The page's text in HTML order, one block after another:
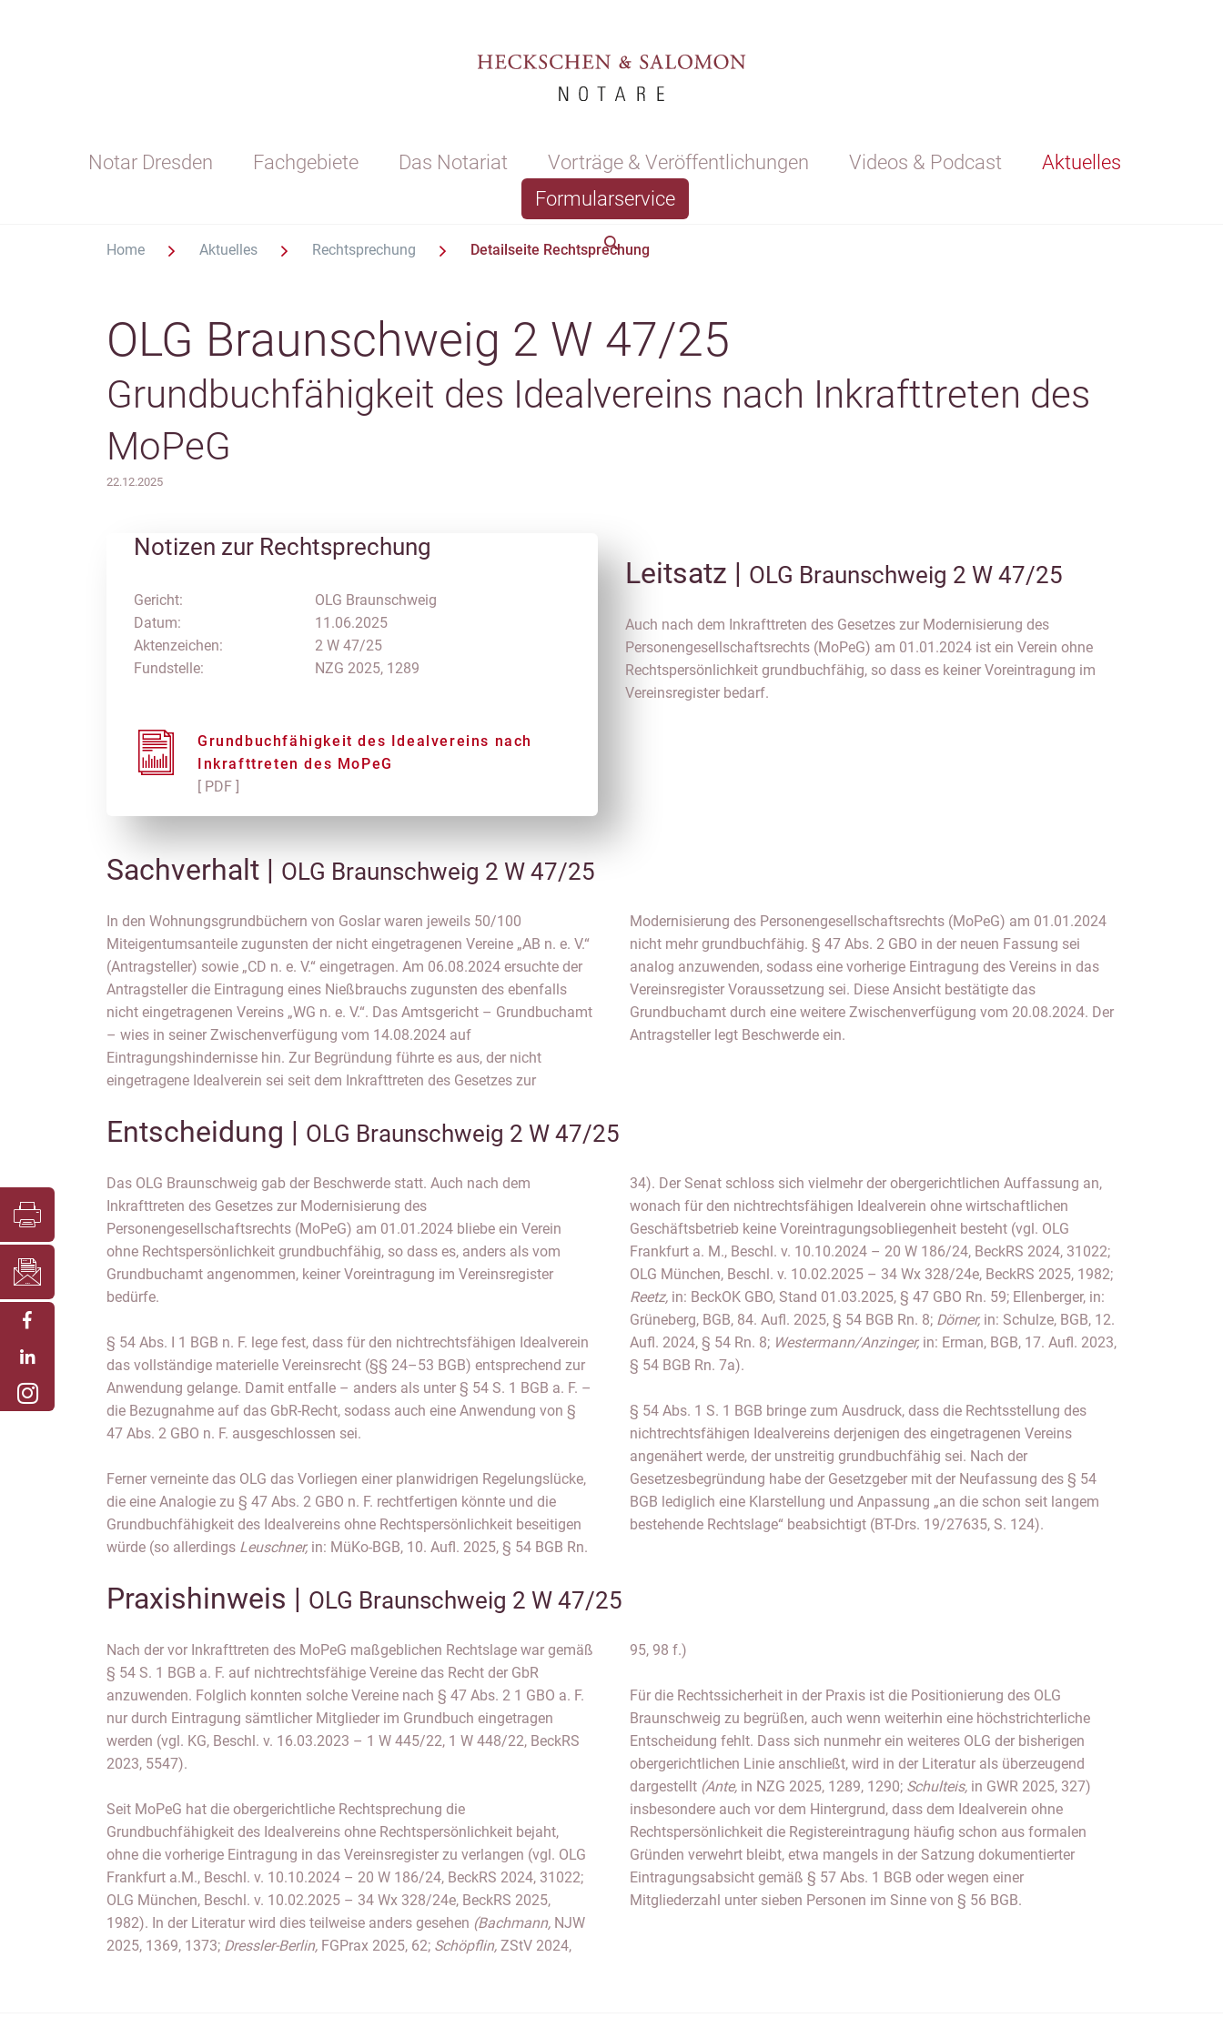
Notar Dresden Fachgebiete Das Notariat Vorträge & Veröffentlichungen Videos & Podcast
Aktuelles
Formularservice
Home Aktuelles Rechtsprechung Detailseite Rechtsprechung
OLG Braunschweig 2 W 47/25
Grundbuchfähigkeit des Idealvereins nach Inkrafttreten des
MoPeG
22.12.2025
Notizen zur Rechtsprechung
Gericht:
Datum:
Aktenzeichen:
Fundstelle:
OLG Braunschweig
11.06.2025
2 W 47/25
NZG 2025, 1289
Grundbuchfähigkeit des Idealvereins nach
Inkrafttreten des MoPeG
[ PDF ]
Leitsatz | OLG Braunschweig 2 W 47/25
Auch nach dem Inkrafttreten des Gesetzes zur Modernisierung des
Personengesellschaftsrechts (MoPeG) am 01.01.2024 ist ein Verein ohne
Rechtspersönlichkeit grundbuchfähig, so dass es keiner Voreintragung im
Vereinsregister bedarf.
Sachverhalt | OLG Braunschweig 2 W 47/25
In den Wohnungsgrundbüchern von Goslar waren jeweils 50/100
Miteigentumsanteile zugunsten der nicht eingetragenen Vereine „AB n. e. V.“
(Antragsteller) sowie „CD n. e. V.“ eingetragen. Am 06.08.2024 ersuchte der
Antragsteller die Eintragung eines Nießbrauchs zugunsten des ebenfalls
nicht eingetragenen Vereins „WG n. e. V.“. Das Amtsgericht – Grundbuchamt
– wies in seiner Zwischenverfügung vom 14.08.2024 auf
Eintragungshindernisse hin. Zur Begründung führte es aus, der nicht
eingetragene Idealverein sei seit dem Inkrafttreten des Gesetzes zur
Modernisierung des Personengesellschaftsrechts (MoPeG) am 01.01.2024
nicht mehr grundbuchfähig. § 47 Abs. 2 GBO in der neuen Fassung sei
analog anzuwenden, sodass eine vorherige Eintragung des Vereins in das
Vereinsregister Voraussetzung sei. Diese Ansicht bestätigte das
Grundbuchamt durch eine weitere Zwischenverfügung vom 20.08.2024. Der
Antragsteller legt Beschwerde ein.
Entscheidung | OLG Braunschweig 2 W 47/25
Das OLG Braunschweig gab der Beschwerde statt. Auch nach dem
Inkrafttreten des Gesetzes zur Modernisierung des
Personengesellschaftsrechts (MoPeG) am 01.01.2024 bliebe ein Verein
ohne Rechtspersönlichkeit grundbuchfähig, so dass es, anders als vom
Grundbuchamt angenommen, keiner Voreintragung im Vereinsregister
bedürfe.
§ 54 Abs. I 1 BGB n. F. lege fest, dass für den nichtrechtsfähigen Idealverein
das vollständige materielle Vereinsrecht (§§ 24–53 BGB) entsprechend zur
Anwendung gelange. Damit entfalle – anders als unter § 54 S. 1 BGB a. F. –
die Bezugnahme auf das GbR-Recht, sodass auch eine Anwendung von §
47 Abs. 2 GBO n. F. ausgeschlossen sei.
Ferner verneinte das OLG das Vorliegen einer planwidrigen Regelungslücke,
die eine Analogie zu § 47 Abs. 2 GBO n. F. rechtfertigen könnte und die
Grundbuchfähigkeit des Idealvereins ohne Rechtspersönlichkeit beseitigen
würde (so allerdings Leuschner, in: MüKo-BGB, 10. Aufl. 2025, § 54 BGB Rn.
34). Der Senat schloss sich vielmehr der obergerichtlichen Auffassung an,
wonach für den nichtrechtsfähigen Idealverein ohne wirtschaftlichen
Geschäftsbetrieb keine Voreintragungsobliegenheit besteht (vgl. OLG
Frankfurt a. M., Beschl. v. 10.10.2024 – 20 W 186/24, BeckRS 2024, 31022;
OLG München, Beschl. v. 10.02.2025 – 34 Wx 328/24e, BeckRS 2025, 1982;
Reetz, in: BeckOK GBO, Stand 01.03.2025, § 47 GBO Rn. 59; Ellenberger, in:
Grüneberg, BGB, 84. Aufl. 2025, § 54 BGB Rn. 8; Dörner, in: Schulze, BGB, 12.
Aufl. 2024, § 54 Rn. 8; Westermann/Anzinger, in: Erman, BGB, 17. Aufl. 2023,
§ 54 BGB Rn. 7a).
§ 54 Abs. 1 S. 1 BGB bringe zum Ausdruck, dass die Rechtsstellung des
nichtrechtsfähigen Idealvereins derjenigen des eingetragenen Vereins
angenähert werde, der unstreitig grundbuchfähig sei. Nach der
Gesetzesbegründung habe der Gesetzgeber mit der Neufassung des § 54
BGB lediglich eine Klarstellung und Anpassung „an die schon seit langem
bestehende Rechtslage“ beabsichtigt (BT-Drs. 19/27635, S. 124).
Praxishinweis | OLG Braunschweig 2 W 47/25
Nach der vor Inkrafttreten des MoPeG maßgeblichen Rechtslage war gemäß
§ 54 S. 1 BGB a. F. auf nichtrechtsfähige Vereine das Recht der GbR
anzuwenden. Folglich konnten solche Vereine nach § 47 Abs. 2 1 GBO a. F.
nur durch Eintragung sämtlicher Mitglieder im Grundbuch eingetragen
werden (vgl. KG, Beschl. v. 16.03.2023 – 1 W 445/22, 1 W 448/22, BeckRS
2023, 5547).
Seit MoPeG hat die obergerichtliche Rechtsprechung die
Grundbuchfähigkeit des Idealvereins ohne Rechtspersönlichkeit bejaht,
ohne die vorherige Eintragung in das Vereinsregister zu verlangen (vgl. OLG
Frankfurt a.M., Beschl. v. 10.10.2024 – 20 W 186/24, BeckRS 2024, 31022;
OLG München, Beschl. v. 10.02.2025 – 34 Wx 328/24e, BeckRS 2025,
1982). In der Literatur wird dies teilweise anders gesehen (Bachmann, NJW
2025, 1369, 1373; Dressler-Berlin, FGPrax 2025, 62; Schöpflin, ZStV 2024,
95, 98 f.)
Für die Rechtssicherheit in der Praxis ist die Positionierung des OLG
Braunschweig zu begrüßen, auch wenn weiterhin eine höchstrichterliche
Entscheidung fehlt. Dass sich nunmehr ein weiteres OLG der bisherigen
obergerichtlichen Linie anschließt, wird in der Literatur als überzeugend
dargestellt (Ante, in NZG 2025, 1289, 1290; Schulteis, in GWR 2025, 327)
insbesondere auch vor dem Hintergrund, dass dem Idealverein ohne
Rechtspersönlichkeit die Registereintragung häufig schon aus formalen
Gründen verwehrt bleibt, etwa mangels in der Satzung dokumentierter
Eintragungsabsicht gemäß § 57 Abs. 1 BGB oder wegen einer
Mitgliederzahl unter sieben Personen im Sinne von § 56 BGB.